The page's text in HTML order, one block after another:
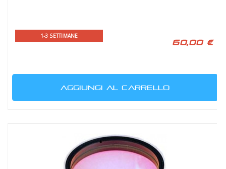
1-3 SETTIMANE
60,00 €
AGGIUNGI AL CARRELLO